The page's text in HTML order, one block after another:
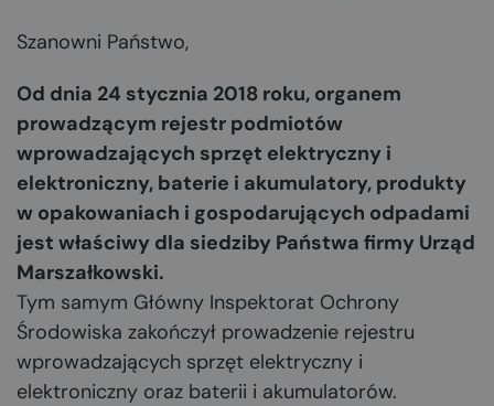
Szanowni Państwo,
Od dnia 24 stycznia 2018 roku, organem
prowadzącym rejestr podmiotów
wprowadzających sprzęt elektryczny i
elektroniczny, baterie i akumulatory, produkty
w opakowaniach i gospodarujących odpadami
jest właściwy dla siedziby Państwa firmy Urząd
Marszałkowski.
Tym samym Główny Inspektorat Ochrony
Środowiska zakończył prowadzenie rejestru
wprowadzających sprzęt elektryczny i
elektroniczny oraz baterii i akumulatorów.